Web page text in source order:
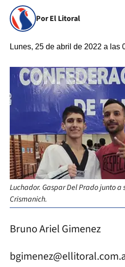
Por El Litoral
Lunes, 25 de abril de 2022 a las
Luchador. Gaspar Del Prado junto a
Crismanich.
Bruno Ariel Gimenez